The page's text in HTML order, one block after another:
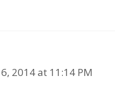
2014 at 11:14 PM